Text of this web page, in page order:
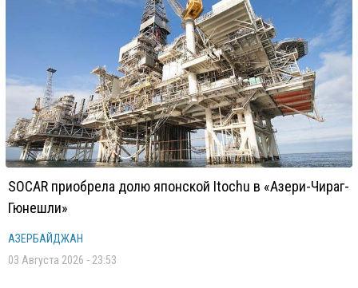
SOCAR приобрела долю японской Itochu в «Азери-Чираг-
Гюнешли»
АЗЕРБАЙДЖАН
03 Августа 2026 - 23:53